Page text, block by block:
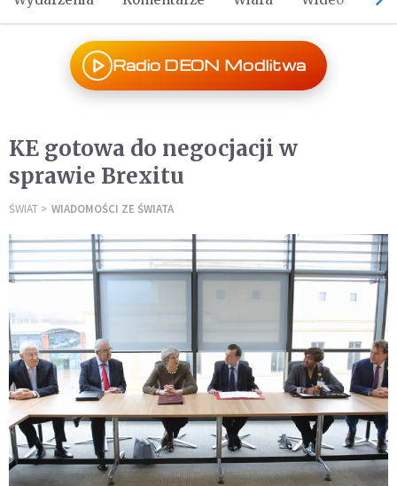
Radio DEON Modlitwa
KE gotowa do negocjacji w
sprawie Brexitu
ŚWIAT WIADOMOŚCI ZE ŚWIATA